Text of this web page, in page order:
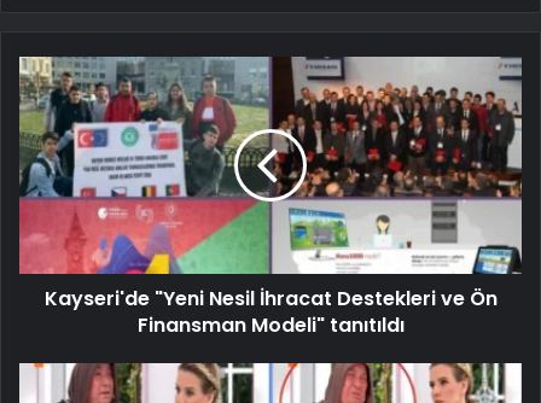
Kayseri'de "Yeni Nesil İhracat Destekleri ve Ön
Finansman Modeli" tanıtıldı